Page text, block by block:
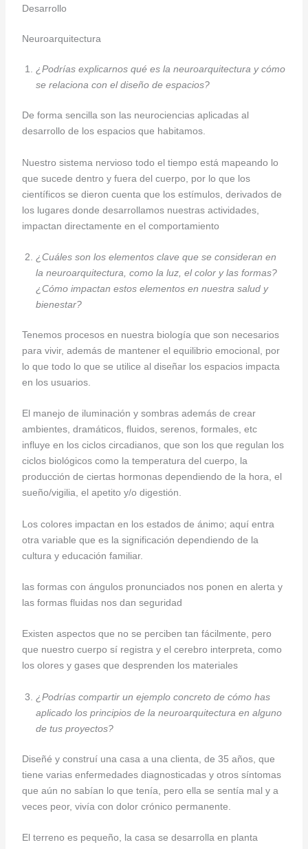
Desarrollo
Neuroarquitectura
¿Podrías explicarnos qué es la neuroarquitectura y cómo
se relaciona con el diseño de espacios?
De forma sencilla son las neurociencias aplicadas al
desarrollo de los espacios que habitamos.
Nuestro sistema nervioso todo el tiempo está mapeando lo
que sucede dentro y fuera del cuerpo, por lo que los
científicos se dieron cuenta que los estímulos, derivados de
los lugares donde desarrollamos nuestras actividades,
impactan directamente en el comportamiento
¿Cuáles son los elementos clave que se consideran en
la neuroarquitectura, como la luz, el color y las formas?
¿Cómo impactan estos elementos en nuestra salud y
bienestar?
Tenemos procesos en nuestra biología que son necesarios
para vivir, además de mantener el equilibrio emocional, por
lo que todo lo que se utilice al diseñar los espacios impacta
en los usuarios.
El manejo de iluminación y sombras además de crear
ambientes, dramáticos, fluidos, serenos, formales, etc
influye en los ciclos circadianos, que son los que regulan los
ciclos biológicos como la temperatura del cuerpo, la
producción de ciertas hormonas dependiendo de la hora, el
sueño/vigilia, el apetito y/o digestión.
Los colores impactan en los estados de ánimo; aquí entra
otra variable que es la significación dependiendo de la
cultura y educación familiar.
las formas con ángulos pronunciados nos ponen en alerta y
las formas fluidas nos dan seguridad
Existen aspectos que no se perciben tan fácilmente, pero
que nuestro cuerpo sí registra y el cerebro interpreta, como
los olores y gases que desprenden los materiales
¿Podrías compartir un ejemplo concreto de cómo has
aplicado los principios de la neuroarquitectura en alguno
de tus proyectos?
Diseñé y construí una casa a una clienta, de 35 años, que
tiene varias enfermedades diagnosticadas y otros síntomas
que aún no sabían lo que tenía, pero ella se sentía mal y a
veces peor, vivía con dolor crónico permanente.
El terreno es pequeño, la casa se desarrolla en planta